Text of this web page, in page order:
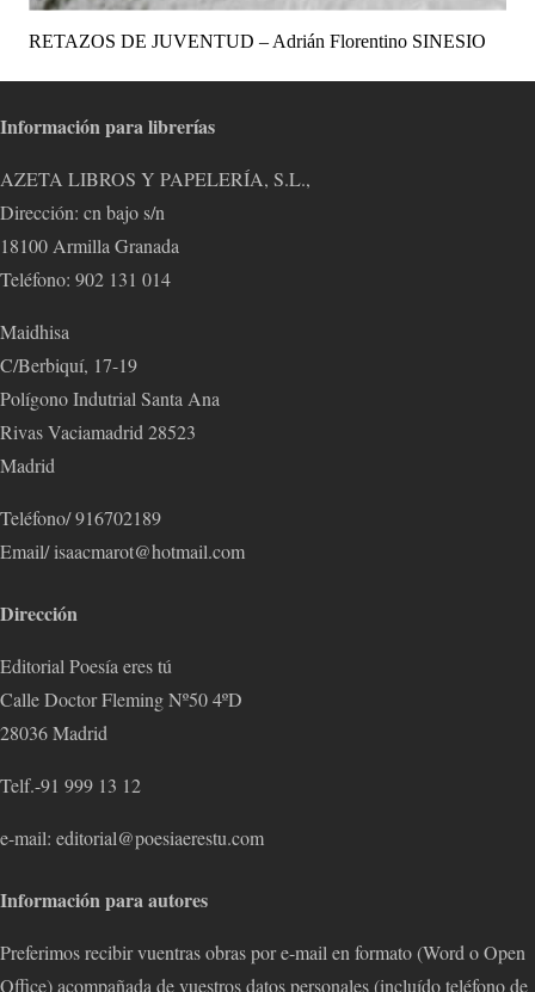
RETAZOS DE JUVENTUD – Adrián Florentino SINESIO
Información para librerías
AZETA LIBROS Y PAPELERÍA, S.L.,
Dirección: cn bajo s/n
18100 Armilla Granada
Teléfono: 902 131 014
Maidhisa
C/Berbiquí, 17-19
Polígono Indutrial Santa Ana
Rivas Vaciamadrid 28523
Madrid
Teléfono/ 916702189
Email/ isaacmarot@hotmail.com
Dirección
Editorial Poesía eres tú
Calle Doctor Fleming Nº50 4ºD
28036 Madrid
Telf.-91 999 13 12
e-mail: editorial@poesiaerestu.com
Información para autores
Preferimos recibir vuentras obras por e-mail en formato (Word o Open
Office) acompañada de vuestros datos personales (incluído teléfono de